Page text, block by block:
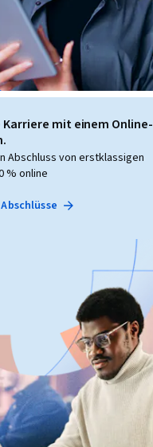
Karriere mit einem Online-
Abschluss von erstklassigen
% online